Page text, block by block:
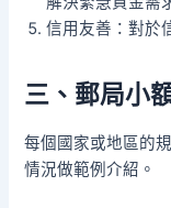
信用友善：對於
三、郵局小
每個國家或地區的
情況做範例介紹。